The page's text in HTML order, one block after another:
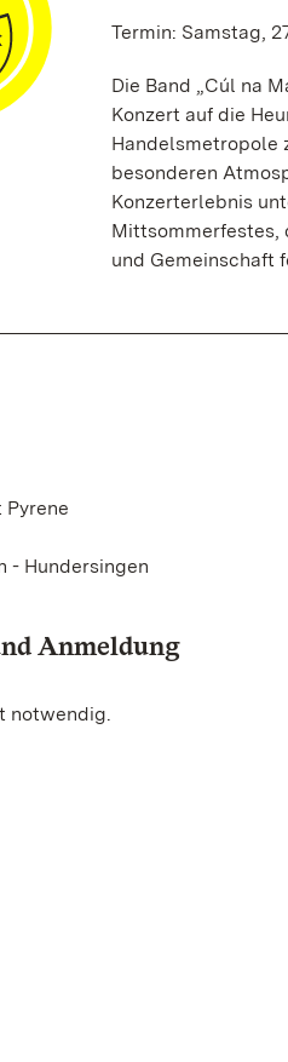
Termin: Samstag,
Die Band „Cúl na
Konzert auf die
Handelsmetropole
besonderen
Konzerterlebnis
Mittsommerfestes,
und Gemeinschaft
Pyrene
- Hundersingen
Anmeldung
notwendig.